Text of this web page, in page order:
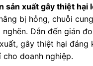
sản xuất gây thiệt hại
bị hỏng, chuỗi
Dẫn đến gián
gây thiệt hại đáng
cho doanh nghiệp.